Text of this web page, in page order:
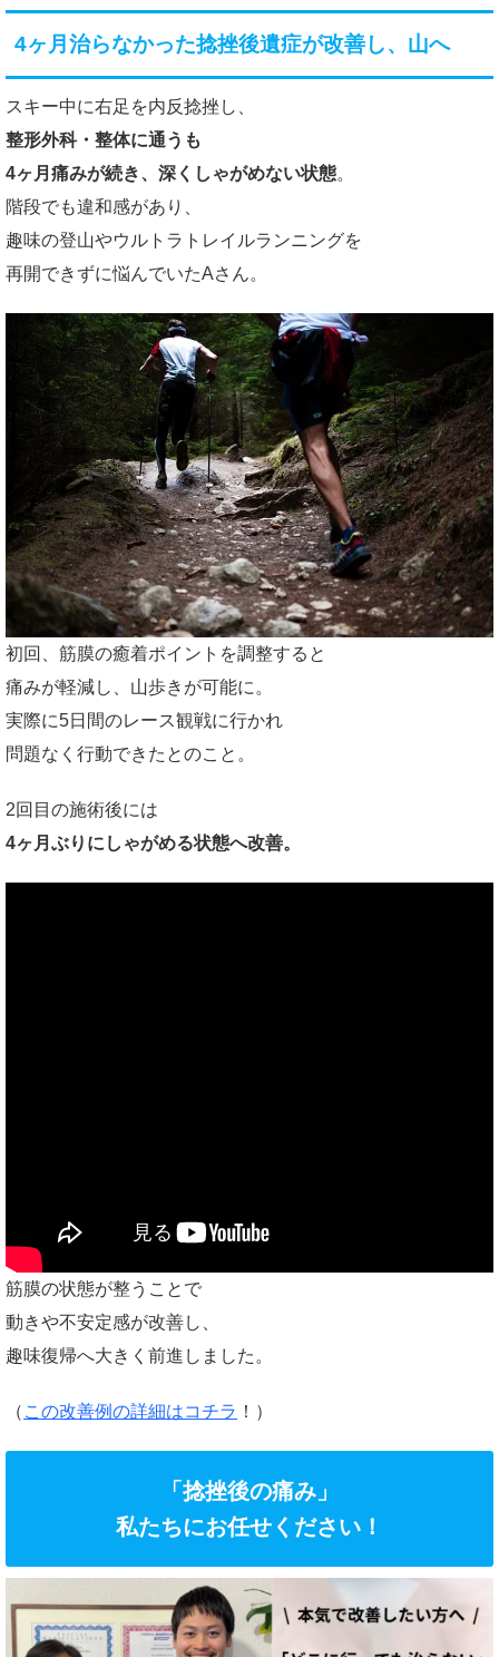
4ヶ月治らなかった捻挫後遺症が改善し、山へ
スキー中に右足を内反捻挫し、
整形外科・整体に通うも
4ヶ月痛みが続き、深くしゃがめない状態。
階段でも違和感があり、
趣味の登山やウルトラトレイルランニングを
再開できずに悩んでいたAさん。
初回、筋膜の癒着ポイントを調整すると
痛みが軽減し、山歩きが可能に。
実際に5日間のレース観戦に行かれ
問題なく行動できたとのこと。
2回目の施術後には
4ヶ月ぶりにしゃがめる状態へ改善。
筋膜の状態が整うことで
動きや不安定感が改善し、
趣味復帰へ大きく前進しました。
（ この改善例の詳細はコチラ ！）
「捻挫後の痛み」
私たちにお任せください！